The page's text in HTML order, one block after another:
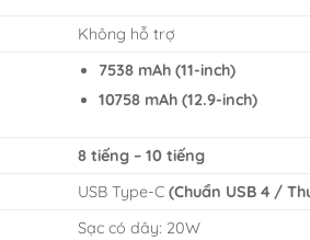
Không hỗ trợ
7538 mAh (11-inch)
10758 mAh (12.9-inch)
8 tiếng – 10 tiếng
USB Type-C(Chuẩn USB 4 /
Sạc có dây: 20W